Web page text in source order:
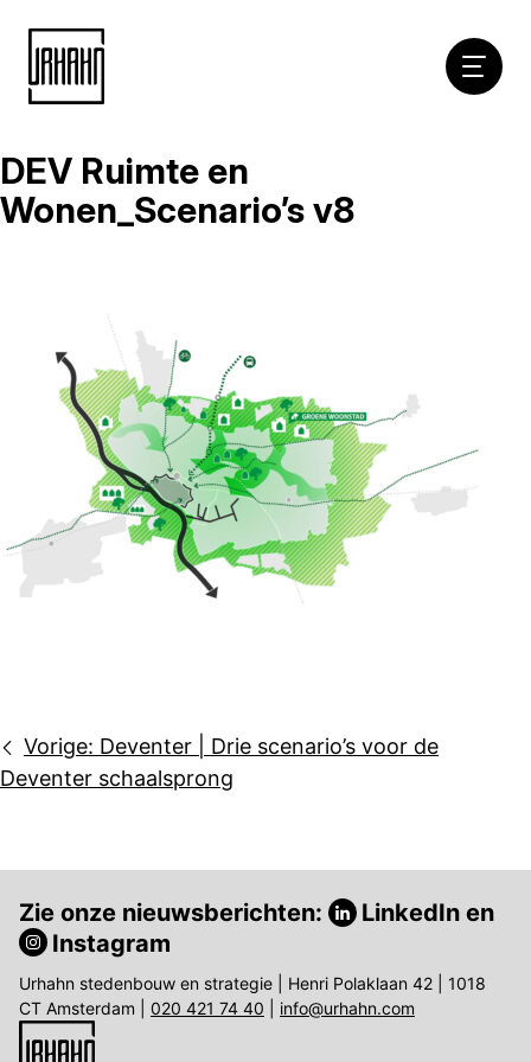
Naar
inhoud
DEV Ruimte en
Wonen_Scenario’s v8
Bericht
navigatie
Vorige: Deventer | Drie scenario’s voor de
Deventer schaalsprong
Zie onze nieuwsberichten: LinkedIn en
Instagram
Urhahn stedenbouw en strategie | Henri Polaklaan 42 | 1018
CT Amsterdam | 020 421 74 40 info@urhahn.com